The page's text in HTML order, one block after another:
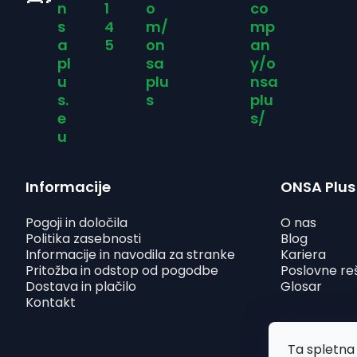
Ta
n
s
a
pl
u
s.
e
u
1
4
5
o
m/
on
sa
plu
s
co
mp
an
y/o
nsa
plu
s/
Informacije
Pogoji in določila
Politika zasebnosti
Informacije in navodila za stranke
Pritožba in odstop od pogodbe
Dostava in plačilo
Kontakt
ONSA Plus
O nas
Blog
Kariera
Poslovne
Glosar